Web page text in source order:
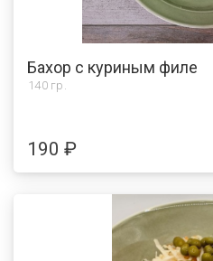
Бахор с куриным филе
140 гр.
190 ₽